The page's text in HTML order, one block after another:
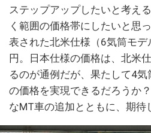
ステップアップしたいと考え
く範囲の価格帯にしたいと思
表された北米仕様（6気筒モ
円。日本仕様の価格は、北米
るのが通例だが、果たして4
の価格を実現できるだろうか
なMT車の追加とともに、期待